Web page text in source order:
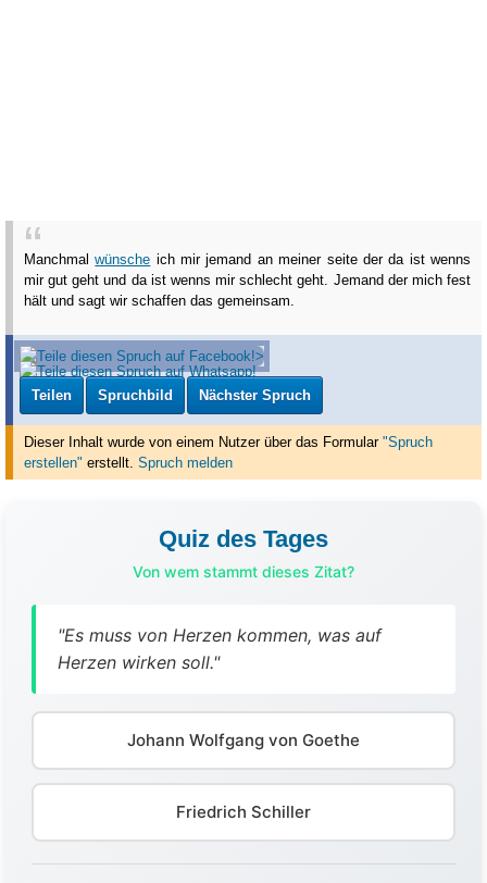
Manchmalwünsche ich mir jemand an meiner seite der da ist wenns
mir gut geht und da ist wenns mir schlecht geht. Jemand der mich fest
hält und sagt wir schaffen das gemeinsam.
Teilen Spruchbild Nächster Spruch
Dieser Inhalt wurde von einem Nutzer über das Formular "Spruch
erstellen" erstellt. Spruch melden
Quiz des Tages
Von wem stammt dieses Zitat?
"Es muss von Herzen kommen, was auf
Herzen wirken soll."
Johann Wolfgang von Goethe
Friedrich Schiller